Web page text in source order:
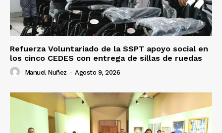
Refuerza Voluntariado de la SSPT apoyo social en
los cinco CEDES con entrega de sillas de ruedas
Manuel Nuñez - Agosto 9, 2026